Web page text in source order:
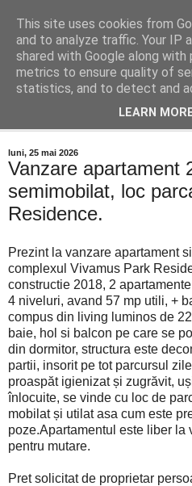
Distinct
Adrian Cocis 0742 129 909 ;
luni, 25 mai 2026
Vanzare apartament
semimobilat, loc
Residence.
Prezint la vanzare apartament
complexul Vivamus Park
constructie 2018, 2
4 niveluri, avand 57 mp utili, +
compus din living luminos de
baie, hol si balcon pe care se
din dormitor, structura este
partii, insorit pe tot parcursul
proaspăt igienizat și zugrăvit,
înlocuite, se vinde cu loc de
mobilat și utilat asa cum este
poze.Apartamentul este liber
pentru mutare.
Pret solicitat de proprietar
This site uses cookies from
and to analyze traffic. Your IP
shared with Google along
metrics to ensure quality of
statistics, and to detect and
LEARN